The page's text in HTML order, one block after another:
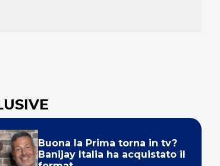
Buona la Prima torna in tv?
Banijay Italia ha acquistato il